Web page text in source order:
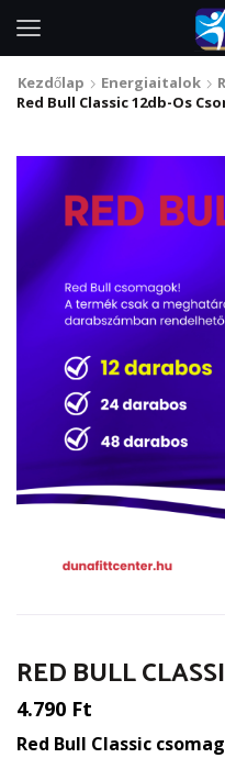
Kezdőlap Energiaitalok
Red Bull Classic 12db-Os
RED BULL
4.790 Ft
Red Bull Classic